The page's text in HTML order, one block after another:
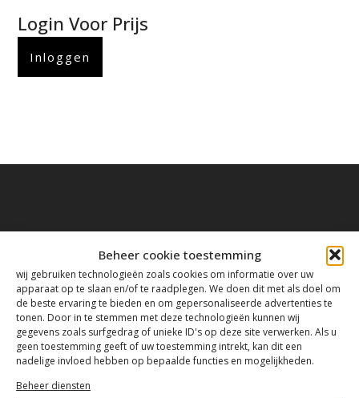
Beheer cookie toestemming
wij gebruiken technologieën zoals cookies om informatie over uw
apparaat op te slaan en/of te raadplegen. We doen dit met als doel om
de beste ervaring te bieden en om gepersonaliseerde advertenties te
tonen. Door in te stemmen met deze technologieën kunnen wij
gegevens zoals surfgedrag of unieke ID's op deze site verwerken. Als u
geen toestemming geeft of uw toestemming intrekt, kan dit een
nadelige invloed hebben op bepaalde functies en mogelijkheden.
Beheer diensten
Login Voor Prijs
Inloggen
Tanthofdreef 7 2623 EW Delft
015-2120822
info@mfacademy.nl